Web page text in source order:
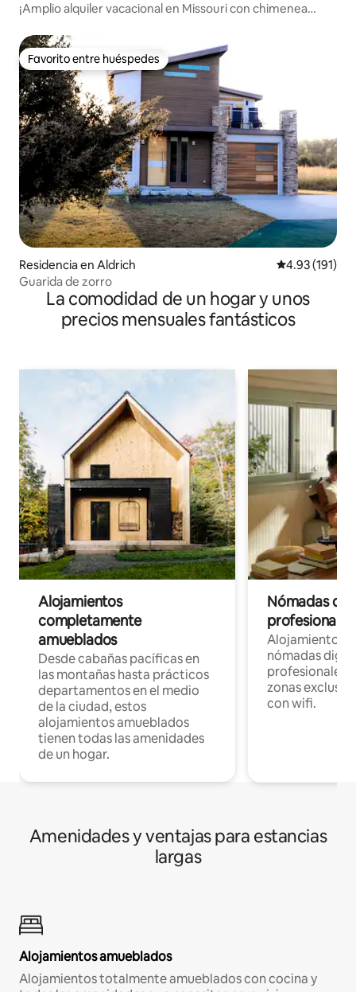
¡Amplio alquiler vacacional en Missouri con chimenea
Favorito entre huéspedes
Favorito entre huéspedes
Residencia en Aldrich Calificación
4.93 (191)
Guarida de zorro
La comodidad de un hogar y unos
precios mensuales fantásticos
Alojamientos
completamente
amueblados
Desde cabañas pacíficas en
las montañas hasta prácticos
departamentos en el medio
de la ciudad, estos
alojamientos amueblados
tienen todas las amenidades
de un hogar.
Nómadas
Alojamientos
nómadas
profesionales
zonas
con wifi.
Amenidades y ventajas para estancias
largas
Alojamientos amueblados
Alojamientos totalmente amueblados con cocina y